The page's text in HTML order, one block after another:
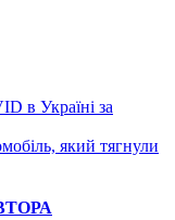
в Україні за
який тягнули